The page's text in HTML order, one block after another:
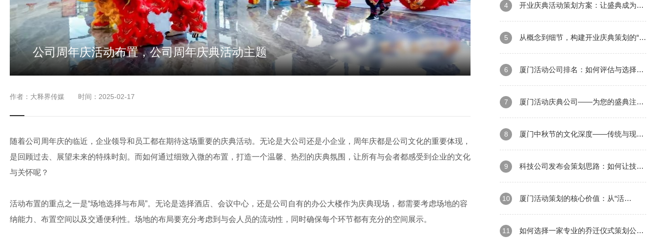
公司周年庆活动布置，公司周年庆典活动主题
作者：大释界传媒 时间：2025-02-17
随着公司周年庆的临近，企业领导和员工都在期待这场重要的庆典活动。无论是大公司还是小企业，周年庆都是公司文化的重要体现，
是回顾过去、展望未来的特殊时刻。而如何通过细致入微的布置，打造一个温馨、热烈的庆典氛围，让所有与会者都感受到企业的文化
与关怀呢？
活动布置的重点之一是“场地选择与布局”。无论是选择酒店、会议中心，还是公司自有的办公大楼作为庆典现场，都需要考虑场地的容
纳能力、布置空间以及交通便利性。场地的布局要充分考虑到与会人员的流动性，同时确保每个环节都有充分的空间展示。
品牌的“开门红”
4 开业庆典活动策划方案：让盛典成为品
牌记忆的永远亮点
5 从概念到细节，构建开业庆典策划的“蓝
图”
6 厦门活动公司排名：如何评估与选择最
佳合作伙伴？
7 厦门活动庆典公司——为您的盛典注入
无限可能
8 厦门中秋节的文化深度——传统与现代
的交融
9 科技公司发布会策划思路：如何让技术
亮相“爆点”
10 厦门活动策划的核心价值：从“活
动”到“品牌情感
11 如何选择一家专业的乔迁仪式策划公